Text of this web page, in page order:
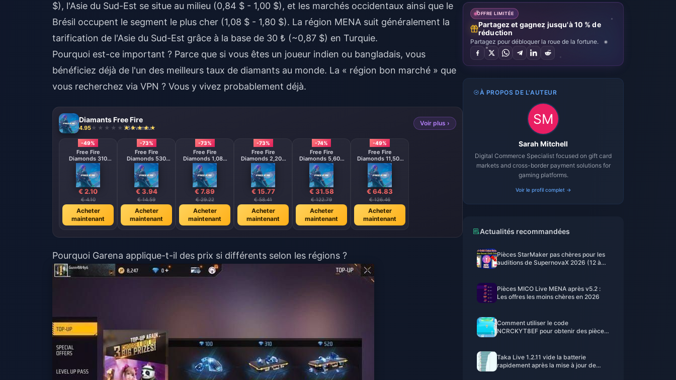
$), l'Asie du Sud-Est se situe au milieu (0,84 $ - 1,00 $), et les marchés occidentaux ainsi que le
Brésil occupent le segment le plus cher (1,08 $ - 1,80 $). La région MENA suit généralement la
tarification de l'Asie du Sud-Est grâce à la base de 30 ₺ (~0,87 $) en Turquie.
Pourquoi est-ce important ? Parce que si vous êtes un joueur indien ou bangladais, vous
bénéficiez déjà de l'un des meilleurs taux de diamants au monde. La « région bon marché » que
vous recherchez via VPN ? Vous y vivez probablement déjà.
Diamants Free Fire
4.95 734 vendu
Voir plus ›
-49%
Free Fire
Diamonds 310
Diamonds
€ 2.10
€ 4.10
Acheter
maintenant
-73%
Free Fire
Diamonds 530
Diamonds
【Middle East
region optional】
€ 3.94
€ 14.59
Acheter
maintenant
-73%
Free Fire
Diamonds 1,080
Diamonds
【Middle East
region optional】
€ 7.89
€ 29.22
Acheter
maintenant
-73%
Free Fire
Diamonds 2,200
Diamonds
【Middle East
region optional】
€ 15.77
€ 58.41
Acheter
maintenant
-74%
Free Fire
Diamonds 5,600
Diamonds
€ 31.58
€ 122.79
Acheter
maintenant
-49%
Free Fire
Diamonds 11,500
Diamonds
€ 64.83
€ 126.46
Acheter
maintenant
Pourquoi Garena applique-t-il des prix si différents selon les régions ?
OFFRE LIMITÉE
Partagez et gagnez jusqu'à 10 % de
réduction
Partagez pour débloquer la roue de la fortune.
À PROPOS DE L'AUTEUR
Sarah Mitchell
Digital Commerce Specialist focused on gift card
markets and cross-border payment solutions for
gaming platforms.
Voir le profil complet →
Actualités recommandées
Pièces StarMaker pas chères pour les
auditions de SupernovaX 2026 (12 à
Pièces MICO Live MENA après v5.2 :
Les offres les moins chères en 2026
Comment utiliser le code
NCRCKYT8EF pour obtenir des pièces
Taka Live 1.2.11 vide la batterie
rapidement après la mise à jour de